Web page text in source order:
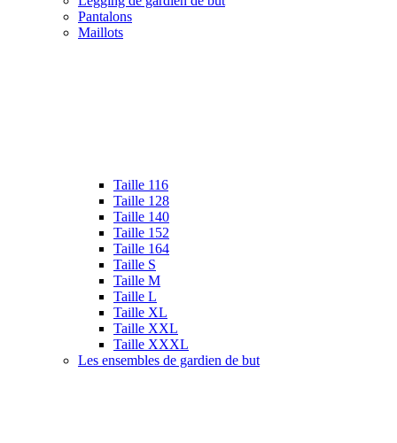
Pantalons
Maillots
Taille 116
Taille 128
Taille 140
Taille 152
Taille 164
Taille S
Taille M
Taille L
Taille XL
Taille XXL
Taille XXXL
Les ensembles de gardien de but